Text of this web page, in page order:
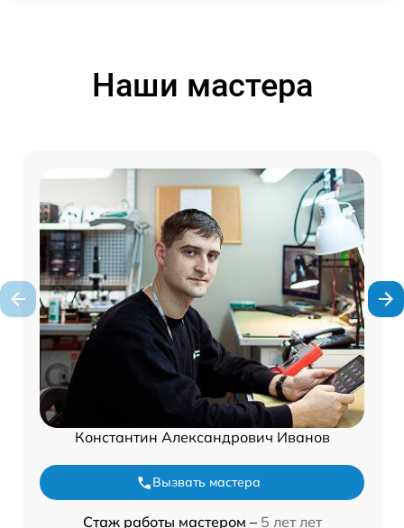
Наши мастера
Константин Александрович Иванов
Вызвать мастера
Стаж работы мастером – 5 лет лет